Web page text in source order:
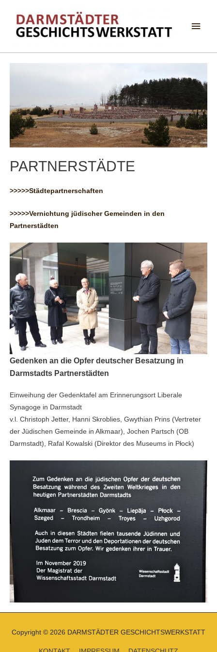
PARTNERSTÄDTE
>>>>>Städtepartnerschaften
>>>>>Vernichtung jüdischer Gemeinden in den
Partnerstädten
Gedenken an die Opfer deutscher Besatzung in
Darmstadts Partnerstädten
Einweihung der Gedenktafel am Erinnerungsort Liberale
Synagoge in Darmstadt
v.l. Christoph Jetter, Hanni Skroblies, Gwythian Prins (Vertreter
der Jüdischen Gemeinde in Alkmaar), Jochen Partsch (OB
Darmstadt), Rafal Kowalski (Direktor des Museums in Płock)
Copyright © 2026 DARMSTÄDTER GESCHICHTSWERKSTATT